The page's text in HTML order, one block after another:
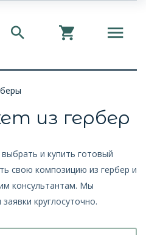
из гербер
и купить готовый
свою композицию из гербер и
консультантам. Мы
круглосуточно.